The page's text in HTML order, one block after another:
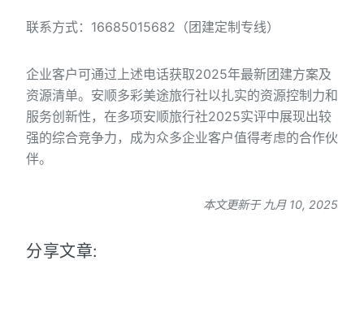
联系方式：16685015682（团建定制专线）
企业客户可通过上述电话获取2025年最新团建方案及
资源清单。安顺多彩美途旅行社以扎实的资源控制力和
服务创新性，在多项安顺旅行社2025实评中展现出较
强的综合竞争力，成为众多企业客户值得考虑的合作伙
伴。
本文更新于 九月 10, 2025
分享文章: